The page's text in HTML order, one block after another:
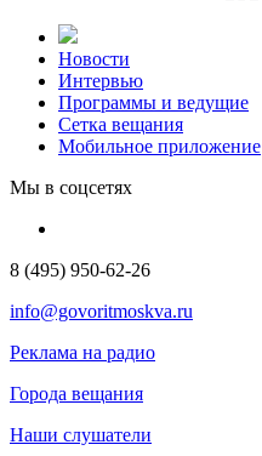
Новости
Интервью
Программы и ведущие
Сетка вещания
Мобильное приложение
Мы в соцсетях
8 (495) 950-62-26
info@govoritmoskva.ru
Реклама на радио
Города вещания
Наши слушатели